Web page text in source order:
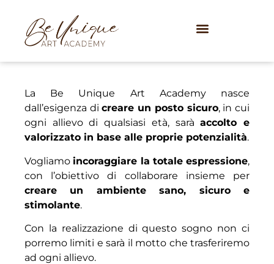
La Be Unique Art Academy nasce
dall’esigenza dicreare un posto sicuro, in cui
ogni allievo di qualsiasi età, saràaccolto e
valorizzato in base alle proprie potenzialità.
Vogliamoincoraggiare la totale espressione,
con l’obiettivo di collaborare insieme per
creare un ambiente sano, sicuro e
stimolante.
Con la realizzazione di questo sogno non ci
porremo limiti e sarà il motto che trasferiremo
ad ogni allievo.